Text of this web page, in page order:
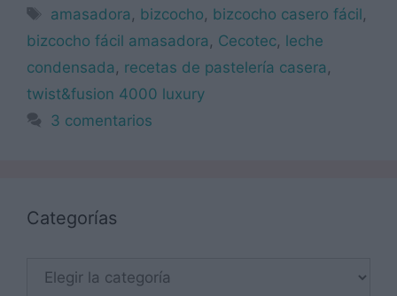
Etiquetas
amasadora , bizcocho, bizcocho casero fácil,
bizcocho fácil amasadora , Cecotec, leche
condensada , recetas de pastelería casera ,
twist&fusion 4000 luxury
3 comentarios
Categorías